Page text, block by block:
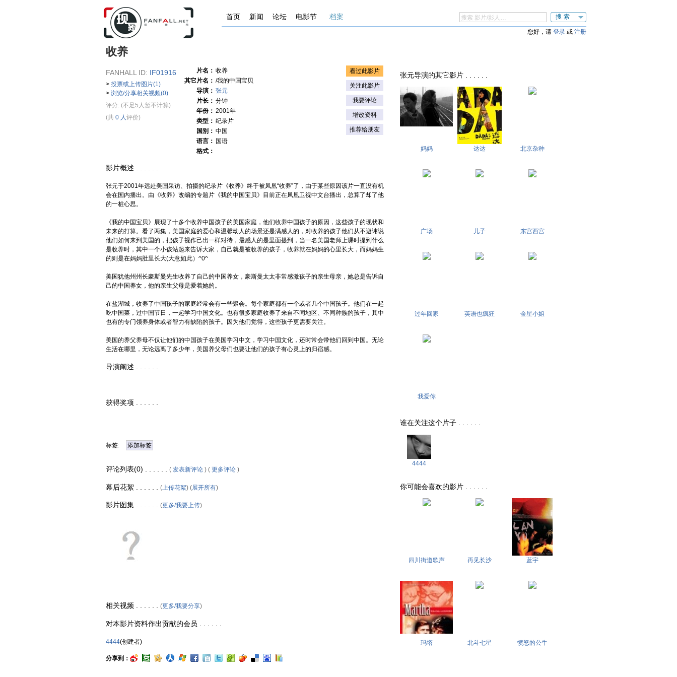
首页 新闻 论坛 电影节 档案 搜索
您好，请 登录 或 注册
收养
FANHALL ID: IF01916
> 投票或上传图片(1)
> 浏览/分享相关视频(0)
评分: (不足5人暂不计算)
(共 0 人评价)
片名： 收养
其它片名： /我的中国宝贝
导演： 张元
片长： 分钟
年份： 2001年
类型： 纪录片
国别： 中国
语言： 国语
格式：
看过此影片
关注此影片
我要评论
增改资料
推荐给朋友
影片概述 . . . . . .
张元于2001年远赴美国采访、拍摄的纪录片《收养》终于被凤凰“收养”了，由于某些原因该片一直没有机
会在国内播出。由《收养》改编的专题片《我的中国宝贝》目前正在凤凰卫视中文台播出，总算了却了他
的一桩心思。
《我的中国宝贝》展现了十多个收养中国孩子的美国家庭，他们收养中国孩子的原因，这些孩子的现状和
未来的打算。看了两集，美国家庭的爱心和温馨动人的场景还是满感人的，对收养的孩子他们从不避讳说
他们如何来到美国的，把孩子视作己出一样对待，最感人的是里面提到，当一名美国老师上课时提到什么
是收养时，其中一个小孩站起来告诉大家，自己就是被收养的孩子，收养就在妈妈的心里长大，而妈妈生
的则是在妈妈肚里长大(大意如此）^0^
美国犹他州州长豪斯曼先生收养了自己的中国养女，豪斯曼太太非常感激孩子的亲生母亲，她总是告诉自
己的中国养女，他的亲生父母是爱着她的。
在盐湖城，收养了中国孩子的家庭经常会有一些聚会。每个家庭都有一个或者几个中国孩子。他们在一起
吃中国菜，过中国节日，一起学习中国文化。也有很多家庭收养了来自不同地区、不同种族的孩子，其中
也有的专门领养身体或者智力有缺陷的孩子。因为他们觉得，这些孩子更需要关注。
美国的养父养母不仅让他们的中国孩子在美国学习中文，学习中国文化，还时常会带他们回到中国。无论
生活在哪里，无论远离了多少年，美国养父母们也要让他们的孩子有心灵上的归宿感。
导演阐述 . . . . . .
获得奖项 . . . . . .
标签: 添加标签
评论列表(0) . . . . . . ( 发表新评论 ) ( 更多评论 )
幕后花絮 . . . . . . (上传花絮) (展开所有)
影片图集 . . . . . . (更多/我要上传)
相关视频 . . . . . . (更多/我要分享)
对本影片资料作出贡献的会员 . . . . . .
4444(创建者)
分享到：
张元导演的其它影片 . . . . . .
妈妈 达达 北京杂种
广场 儿子 东宫西宫
过年回家 英语也疯狂 金星小姐
我爱你
谁在关注这个片子 . . . . . .
4444
你可能会喜欢的影片 . . . . . .
四川街道歌声 再见长沙 蓝宇
玛塔 北斗七星 愤怒的公牛